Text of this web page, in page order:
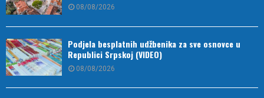
08/08/2026
Podjela besplatnih udžbenika za sve osnovce u
Republici Srpskoj (VIDEO)
08/08/2026